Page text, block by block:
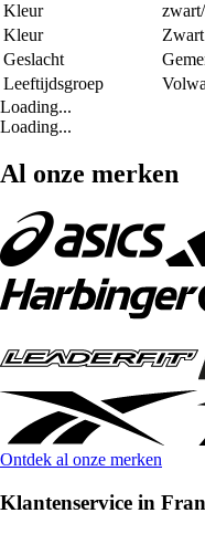
Kleur
Kleur
Zwart
Geslacht
Leeftijdsgroep
Loading...
Loading...
Al onze merken
Ontdek al onze merken
Klantenservice in